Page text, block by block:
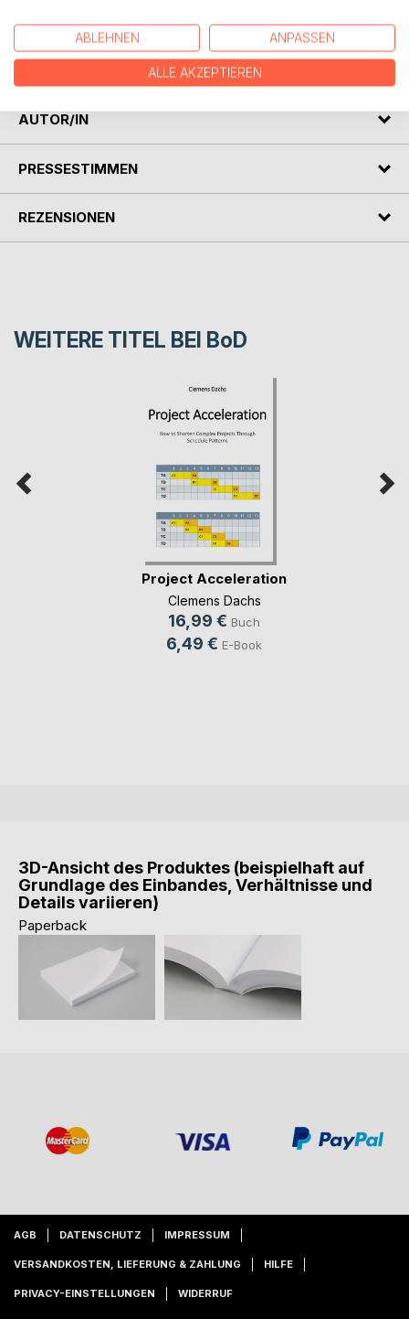
Impulsen ist es eine Liebeserklärung an ein besonderes
Familienunternehmen und lüftet das Geheimnis hinter dem
Erfolg der erdbeerigen Erlebnis-Dörfer.
AUTOR/IN
PRESSESTIMMEN
REZENSIONEN
WEITERE TITEL BEI BoD
Project Acceleration
Clemens Dachs
16,99 € Buch
6,49 € E-Book
3D-Ansicht des Produktes (beispielhaft auf
Grundlage des Einbandes, Verhältnisse und
Details variieren)
Paperback
AGB DATENSCHUTZ IMPRESSUM
VERSANDKOSTEN, LIEFERUNG & ZAHLUNG HILFE
PRIVACY-EINSTELLUNGEN WIDERRUF
ABLEHNEN ANPASSEN
ALLE AKZEPTIEREN